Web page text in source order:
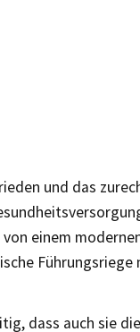
und das
einem
dass auch sie